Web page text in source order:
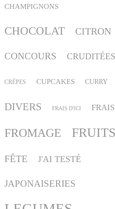
CHAMPIGNONS
CHOCOLAT CITRON
CONCOURS CRUDITÉES
CRÈPES CUPCAKES CURRY
DIVERS FRAIS D'ICI
FROMAGE FRUITS
FÊTE J'AI TESTÉ
JAPONAISERIES